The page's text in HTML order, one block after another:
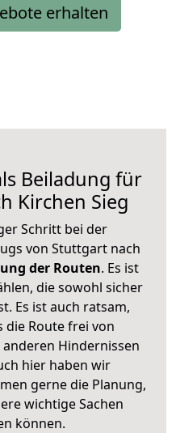
erhalten
Beiladung für
Kirchen Sieg
Schritt bei der
von Stuttgart nach
der Routen. Es ist
die sowohl sicher
Es ist auch ratsam,
die Route frei von
Hindernissen
hier haben wir
gerne die Planung,
wichtige Sachen
können.